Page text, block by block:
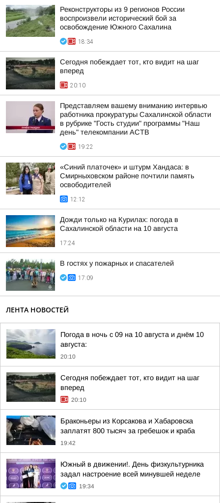
Реконструкторы из 9 регионов России
воспроизвели исторический бой за
освобождение Южного Сахалина
18:34
Сегодня побеждает тот, кто видит на шаг
вперед
20:10
Представляем вашему вниманию интервью
работника прокуратуры Сахалинской области
в рубрике "Гость студии" программы "Наш
день" телекомпании АСТВ
19:22
«Синий платочек» и штурм Хандаса: в
Смирныховском районе почтили память
освободителей
12:12
Дожди только на Курилах: погода в
Сахалинской области на 10 августа
17:24
В гостях у пожарных и спасателей
17:09
ЛЕНТА НОВОСТЕЙ
Погода в ночь с 09 на 10 августа и днём 10
августа:
20:10
Сегодня побеждает тот, кто видит на шаг
вперед
20:10
Браконьеры из Корсакова и Хабаровска
заплатят 800 тысяч за гребешок и краба
19:42
Южный в движении!. День физкультурника
задал настроение всей минувшей неделе
19:34